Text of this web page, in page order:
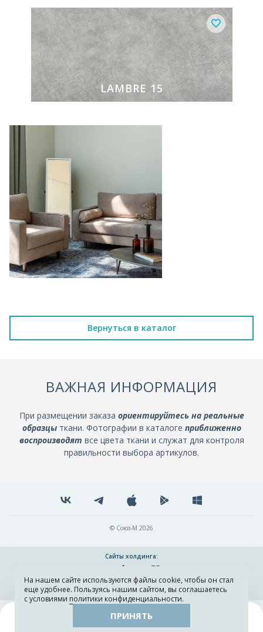
Каталог Остатки тканей
LAMBRE 15
Вернуться в каталог
ВАЖНАЯ ИНФОРМАЦИЯ
При размещении заказа ориентируйтесь на реальные
образцыткани. Фотографии в каталоге приближенно
воспроизводят все цвета ткани и служат для контроля
правильности выбора артикулов.
© Союз-М 2026
Сайты холдинга:
Разработка и поддержка сайта ADN
На нашем сайте используются файлы cookie, чтобы он стал
еще удобнее. Пользуясь нашим сайтом, вы соглашаетесь
с условиями политики конфиденциальности.
ПРИНЯТЬ